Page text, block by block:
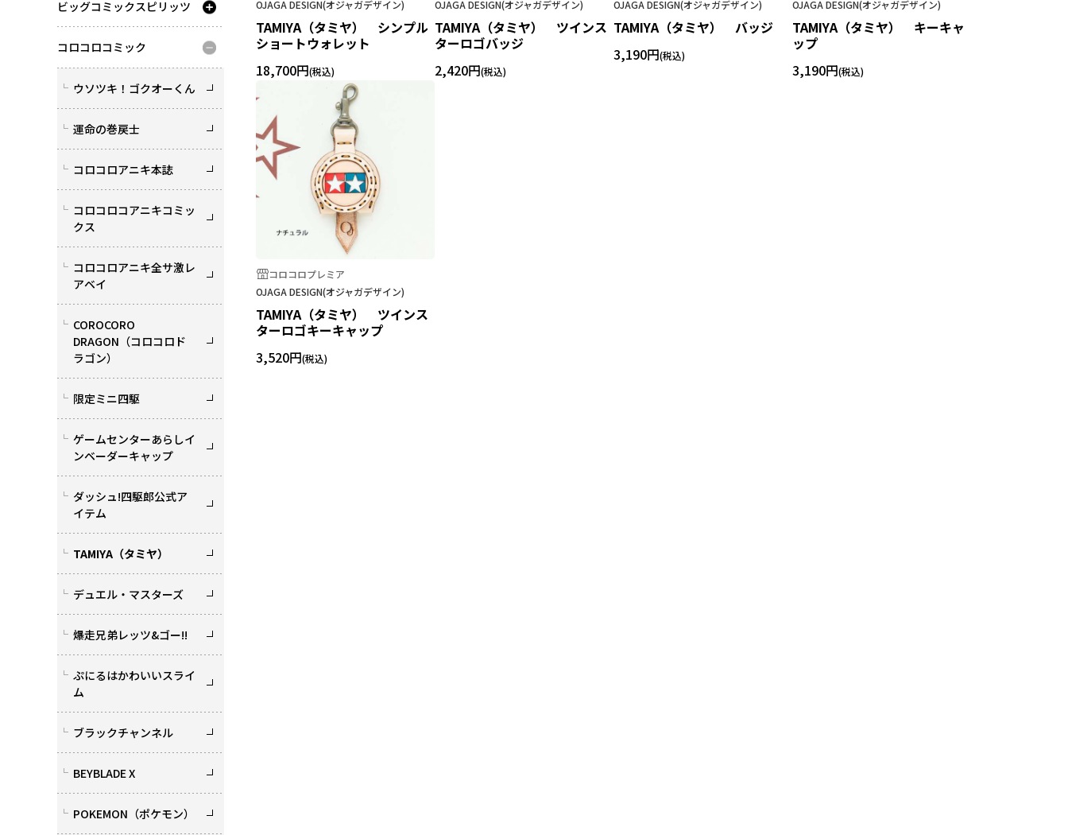
ビッグコミックスピリッツ
コロコロコミック
ウソツキ！ゴクオーくん
運命の巻戻士
コロコロアニキ本誌
コロコロコアニキコミッ
クス
コロコロアニキ全サ激レ
アベイ
COROCORO
DRAGON（コロコロド
ラゴン）
限定ミニ四駆
ゲームセンターあらしイ
ンベーダーキャップ
ダッシュ!四駆郎公式ア
イテム
TAMIYA（タミヤ）
デュエル・マスターズ
爆走兄弟レッツ&ゴー!!
ぷにるはかわいいスライ
ム
ブラックチャンネル
BEYBLADE X
POKEMON（ポケモン）
OJAGA DESIGN(オジャガデザイン)
TAMIYA（タミヤ） シンプル
ショートウォレット
18,700円
OJAGA DESIGN(オジャガデザイン)
TAMIYA（タミヤ） ツインス
ターロゴバッジ
2,420円
OJAGA DESIGN(オジャガデザイン)
TAMIYA（タミヤ） バッジ
3,190円
OJAGA DESIGN(オジャガデザイン)
TAMIYA（タミヤ） キーキャ
ップ
3,190円
コロコロプレミア
OJAGA DESIGN(オジャガデザイン)
TAMIYA（タミヤ） ツインス
ターロゴキーキャップ
3,520円